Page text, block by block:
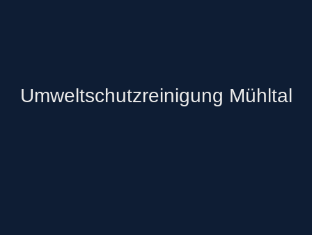
Umweltschutzreinigung Mühltal